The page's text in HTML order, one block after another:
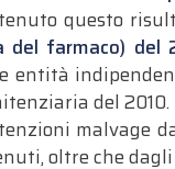
questo
del farmaco) del
entità
del 2010.
malvage
oltre che